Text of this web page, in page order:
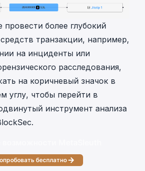
провести более глубокий
транзакции, например,
на инциденты или
расследования,
на коричневый значок в
углу, чтобы перейти в
инструмент анализа
бесплатно